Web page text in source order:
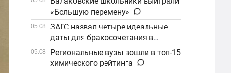
«Большую перемену»
05.08
ЗАГС назвал четыре идеальные
даты для бракосочетания в
сентябре
05.08
Региональные вузы вошли в топ-15
химического рейтинга